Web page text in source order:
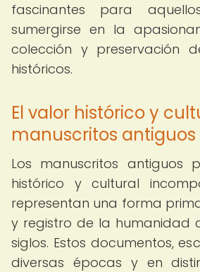
fascinantes para
sumergirse en la
colección y preservación
históricos.
El valor histórico y
manuscritos antiguos
Los manuscritos antiguos
histórico y cultural
representan una forma
y registro de la humanidad
siglos. Estos documentos,
diversas épocas y en